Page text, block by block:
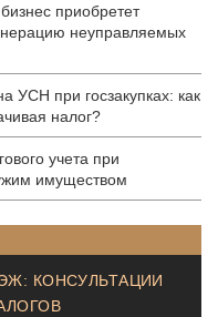
приобретет
неуправляемых
УСН при госзакупках: как
налог?
учета при
имуществом
КОНСУЛЬТАЦИИ